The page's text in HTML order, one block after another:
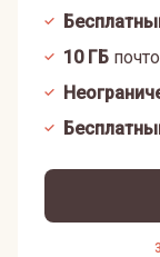
10ГБ